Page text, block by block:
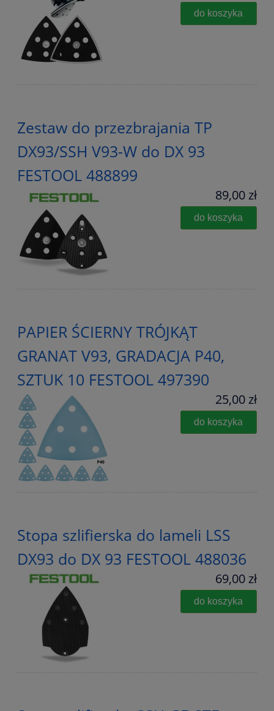
do koszyka
Zestaw do przezbrajania TP
DX93/SSH V93-W do DX 93
FESTOOL 488899
89,00 zł
do koszyka
PAPIER ŚCIERNY TRÓJKĄT
GRANAT V93, GRADACJA P40,
SZTUK 10 FESTOOL 497390
25,00 zł
do koszyka
Stopa szlifierska do lameli LSS
DX93 do DX 93 FESTOOL 488036
69,00 zł
do koszyka